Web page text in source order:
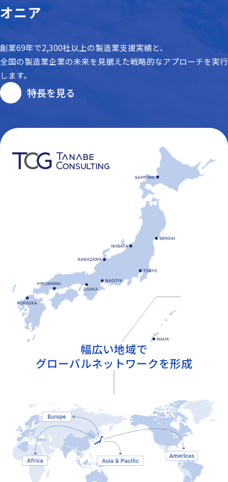
オニア
創業69年で2,300社以上の製造業支援実績と、
全国の製造業企業の未来を見据えた戦略的なアプローチを実行
します。
特長を見る
幅広い地域で
グローバルネットワークを形成